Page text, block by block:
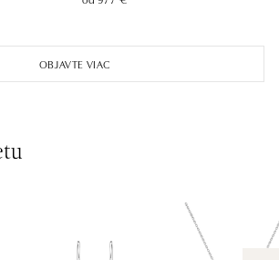
00 Praha 1
198 19 Praha 9
do 21:00
Westfield, Praha 4 - Chodov
OBJAVTE VIAC